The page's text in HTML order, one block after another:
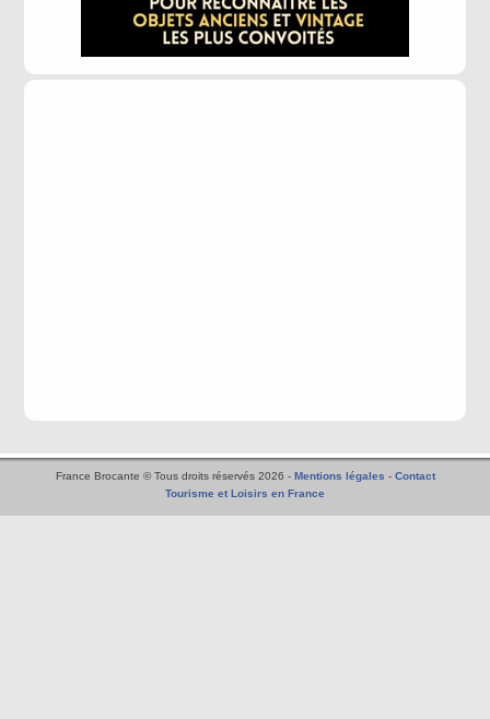
France Brocante © Tous droits réservés 2026 - Mentions légales - Contact
Tourisme et Loisirs en France